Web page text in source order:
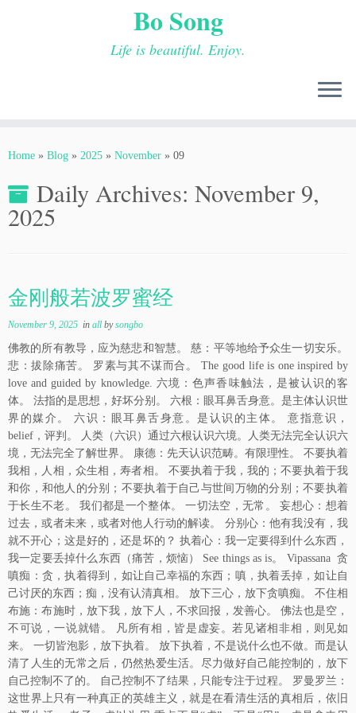
Bo Song
Life is beautiful. Enjoy.
Home » Blog » 2025 » November » 09
Daily Archives: November 9,
2025
金刚般若波罗蜜经
November 9, 2025 in all bysongbo
佛教的所有教导，应为慈悲和智慧。 慈：平等地给予众生一切安乐。
悲：拔除痛苦。 罗素与其不谋而合。 The good life is one inspired by
love and guided by knowledge. 六境：色声香味触法，是被认识的客
体。 法指的是思想，好坏分别。 六根：眼耳鼻舌身意。是主体认识世
界的媒介。 六识：眼耳鼻舌身意。是认识的主体。 意指意识，
belief，评判。 人类（六识）通过六根认识六境。人类无法完全认识六
境，无法完全了解世界。 康德：先天认识范畴。有限理性。 不要执着
我相，人相，众生相，寿者相。 不要执着于我，我的；不要执着于我
和你，和他人的分别；不要执着于自己与世间万物的分别；不要执着
于长生不老。 我们都是一个整体。 一切法空，无常。 妄想心：想着
过去，或者未来，或者对他人行动的解读。 分别心：他有我没有，我
就不开心；这是好的，还是坏的？ 执着心：我一定要得到什么东西，
我一定要丢掉什么东西（痛苦，烦恼） See things as is。 Vipassana 贪
嗔痴：贪，执着得到，如让自己幸福的东西；嗔，执着丢掉，如让自
己讨厌的东西；痴，没有认清真相。 放下三心，放下贪嗔痴。 不住相
布施：布施时，放下我，放下人，不求回报，发善心。 佛法也是空，
不可说，一说就错。 凡所有相，皆是虚妄。若见诸相非相，则见如
来。 一切皆泡影，放下执着。 放下执着，不是说什么也不做。而是认
清了人生的无常之后，仍然热爱生活。尽力做好自己能控制的，放下
自己控制不了的。 自己控制不了结果，只能专注于过程。 罗曼罗兰：
这世界上只有一种真正的英雄主义，就是在看清生活的真相后，依旧